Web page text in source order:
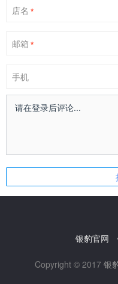
店名 *
邮箱 *
手机
银豹官网
Copyright © 2017 银